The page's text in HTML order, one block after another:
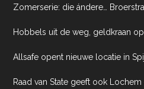
Zomerserie: die ándere…
Hobbels uit de weg, geldkraan
Allsafe opent nieuwe locatie in
Raad van State geeft ook